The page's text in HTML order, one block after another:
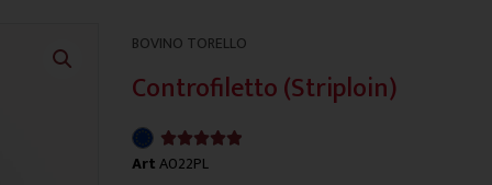
BOVINO TORELLO
Controfiletto (Striploin)

ArtA022PL